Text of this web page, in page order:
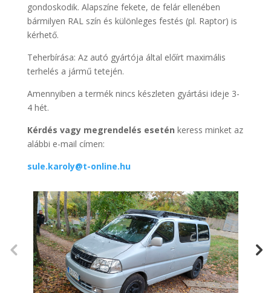
gondoskodik. Alapszíne fekete, de felár ellenében
bármilyen RAL szín és különleges festés (pl. Raptor) is
kérhető.
Teherbírása: Az autó gyártója által előírt maximális
terhelés a jármű tetején.
Amennyiben a termék nincs készleten gyártási ideje 3-
4 hét.
Kérdés vagy megrendelés esetén keress minket az
alábbi e-mail címen:
sule.karoly@t-online.hu